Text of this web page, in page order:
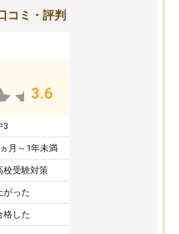
コミ・評判
3.6
3
月～1年未満
校受験対策
がった
格した